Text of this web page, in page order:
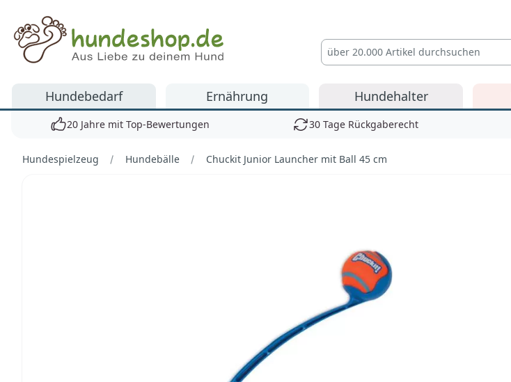
Hundeshop.de
Hundebedarf Ernährung Hundehalter
20 Jahre mit Top-Bewertungen 30 Tage Rückgaberecht
Hundespielzeug Hundebälle Chuckit Junior Launcher mit Ball 45 cm